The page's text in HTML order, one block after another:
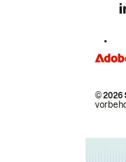
© 2026